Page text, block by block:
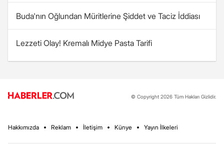
Buda'nın Oğlundan Müritlerine Şiddet ve Taciz İddiası
Lezzeti Olay! Kremalı Midye Pasta Tarifi
© Copyright 2026 Tüm Hakları Gizlidir.
Hakkımızda Reklam İletişim Künye Yayın İlkeleri